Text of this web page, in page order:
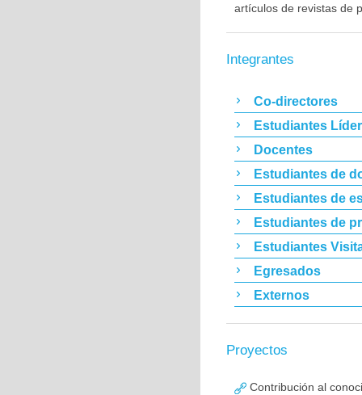
artículos de revistas de
Integrantes
Co-directores
Estudiantes
Docentes
Estudiantes de
Estudiantes de
Estudiantes de
Estudiantes
Egresados
Externos
Proyectos
Contribución al